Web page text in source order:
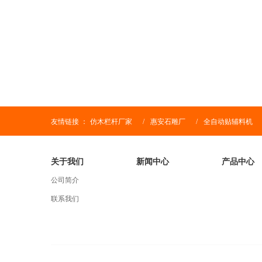
友情链接 ： 仿木栏杆厂家 / 惠安石雕厂 / 全自动贴辅料机
关于我们
公司简介
联系我们
新闻中心 产品中心